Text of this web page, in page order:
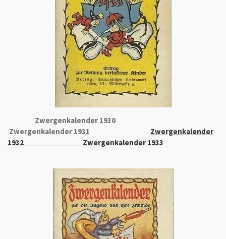
Zwergenkalender 1930
Zwergenkalender 1931 Zwergenkalender
1932 Zwergenkalender 1933